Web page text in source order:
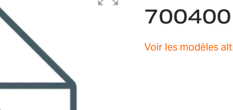
Voir les modèles